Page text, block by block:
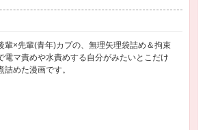
輩×先輩(青年)カプの、無理矢理袋詰め＆拘束
電マ責めや水責めする自分がみたいとこだけ
詰めた漫画です。